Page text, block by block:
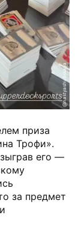
@nastyashubskaya
приза
Трофи».
его —
за предмет